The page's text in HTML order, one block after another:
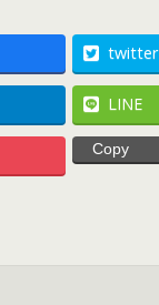
twitter
LINE
Copy